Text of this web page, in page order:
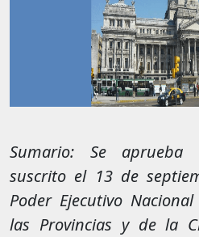
Sumario: Se aprueba
suscrito el 13 de
Poder Ejecutivo
las Provincias y de la